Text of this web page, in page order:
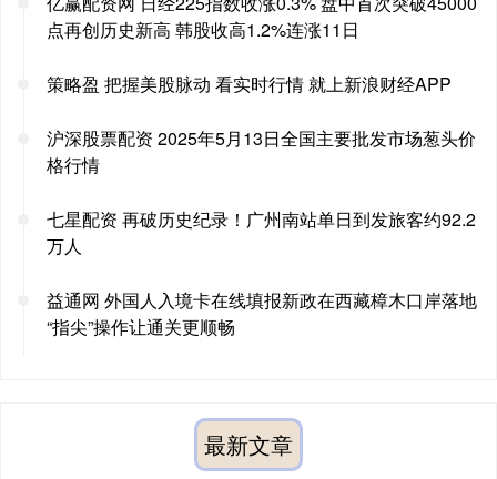
点再创历史新高 韩股收高1.2%连涨11日
策略盈 把握美股脉动 看实时行情 就上新浪财经APP
沪深股票配资 2025年5月13日全国主要批发市场葱头价
格行情
七星配资 再破历史纪录！广州南站单日到发旅客约92.2
万人
益通网 外国人入境卡在线填报新政在西藏樟木口岸落地
“指尖”操作让通关更顺畅
最新文章